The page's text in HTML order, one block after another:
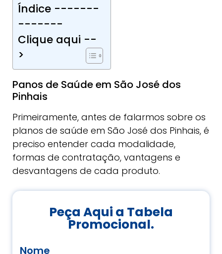
Índice -------
-------
Clique aqui --
>
Panos de Saúde em São José dos
Pinhais
Primeiramente, antes de falarmos sobre os
planos de saúde em São José dos Pinhais, é
preciso entender cada modalidade,
formas de contratação, vantagens e
desvantagens de cada produto.
Peça Aqui a Tabela
Promocional.
Nome